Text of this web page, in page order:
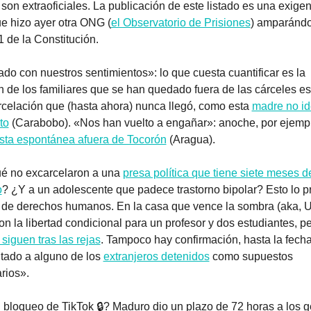
extraoficiales. La publicación de este listado es una
hizo ayer otra ONG (el Observatorio de Prisiones)
de la Constitución.
con nuestros sentimientos»: lo que cuesta cuantificar es la
de los familiares que se han quedado fuera de las cárceles
que (hasta ahora) nunca llegó, como esta madre no
(Carabobo). «Nos han vuelto a engañar»: anoche, por
espontánea afuera de Tocorón (Aragua).
no excarcelaron a una presa política que tiene siete meses
? ¿Y a un adolescente que padece trastorno bipolar? Esto lo
derechos humanos. En la casa que vence la sombra (aka,
la libertad condicional para un profesor y dos estudiantes,
tras las rejas. Tampoco hay confirmación, hasta la
a alguno de los extranjeros detenidos como supuestos
de TikTok 🔒? Maduro dio un plazo de 72 horas a los